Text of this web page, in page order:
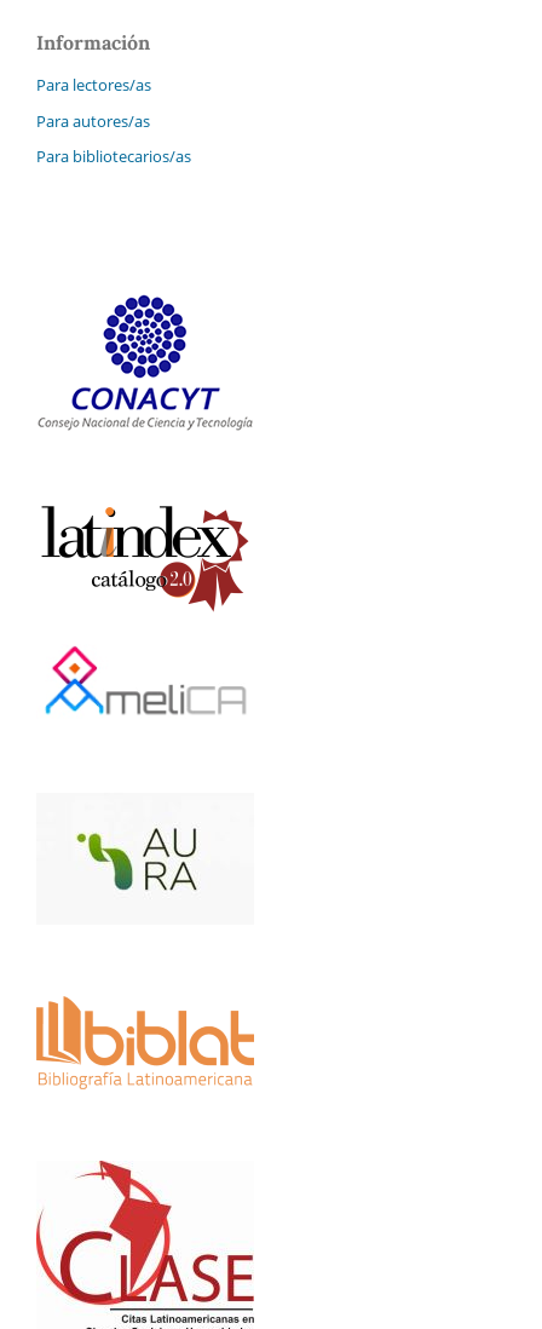
Información
Para lectores/as
Para autores/as
Para bibliotecarios/as